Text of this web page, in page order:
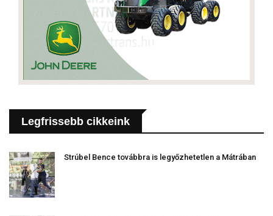
Legfrissebb cikkeink
Strúbel Bence továbbra is legyőzhetetlen a Mátrában